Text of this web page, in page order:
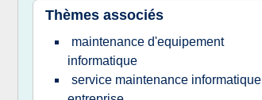
Thèmes associés
maintenance d'equipement
informatique
service maintenance informatique